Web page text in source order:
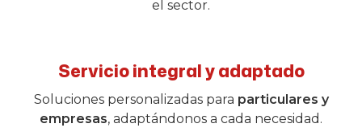
el sector.
Servicio integral y adaptado
Soluciones personalizadas para particulares y
empresas, adaptándonos a cada necesidad.